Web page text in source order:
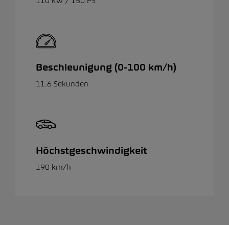
Beschleunigung (0-100 km/h)
11.6 Sekunden
Höchstgeschwindigkeit
190 km/h